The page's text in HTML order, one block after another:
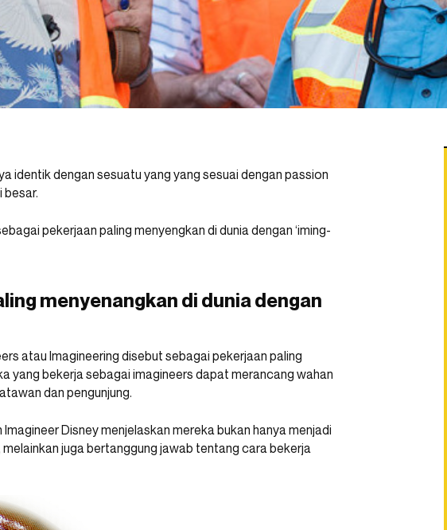
identik dengan sesuatu yang yang sesuai dengan passion
pekerjaan paling menyengkan di dunia dengan ‘iming-
menyenangkan di dunia dengan
atau Imagineering disebut sebagai pekerjaan paling
yang bekerja sebagai imagineers dapat merancang wahan
dan pengunjung.
Disney menjelaskan mereka bukan hanya menjadi
juga bertanggung jawab tentang cara bekerja